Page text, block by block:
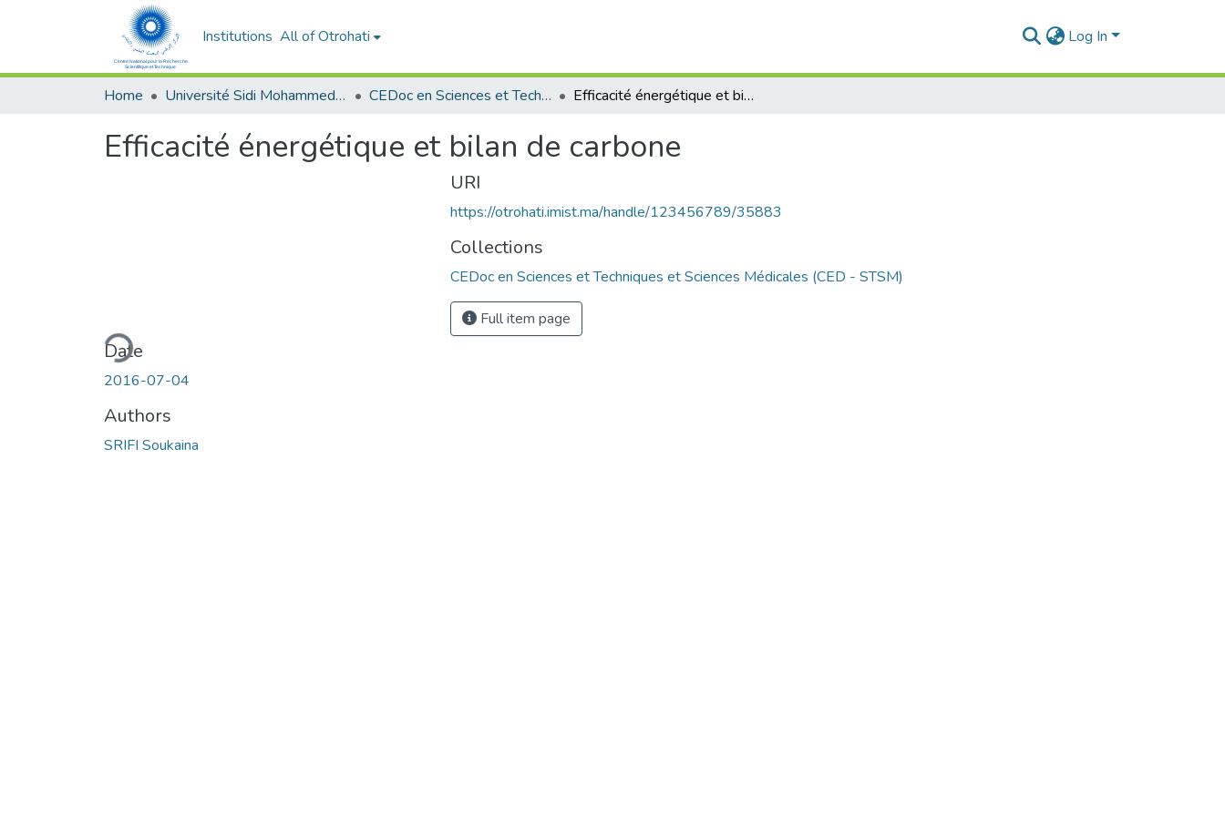
Institutions All of Otrohati Log In
Home Université Sidi Mohammed Ben Abdellah - Fès CEDoc en Sciences et Techniques et Sciences Médicales (CED - STSM) Efficacité énergétique et bilan de carbone
Efficacité énergétique et bilan de carbone
Loading...
Date
2016-07-04
Authors
SRIFI Soukaina
URI
https://otrohati.imist.ma/handle/123456789/35883
Collections
CEDoc en Sciences et Techniques et Sciences Médicales (CED - STSM)
Full item page